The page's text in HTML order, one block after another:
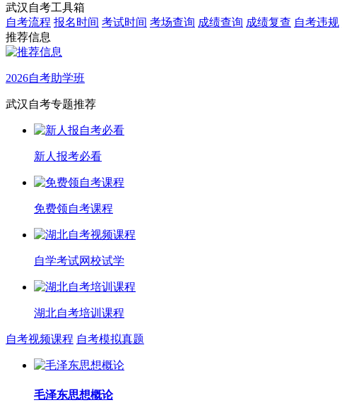
武汉自考工具箱
自考流程 报名时间 考试时间 考场查询 成绩查询 成绩复查 自考违规
推荐信息
2026自考助学班
武汉自考专题推荐
新人报考必看
免费领自考课程
自学考试网校试学
湖北自考培训课程
自考视频课程 自考模拟真题
毛泽东思想概论